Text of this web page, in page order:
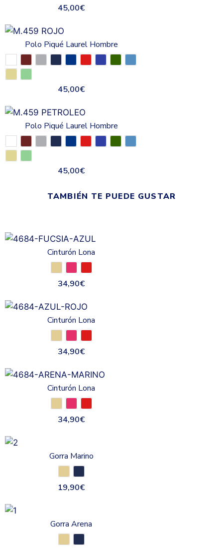
45,00€
Polo Piqué Laurel Hombre
45,00€
Polo Piqué Laurel Hombre
45,00€
TAMBIÉN TE PUEDE GUSTAR
Cinturón Lona
34,90€
Cinturón Lona
34,90€
Cinturón Lona
34,90€
Gorra Marino
19,90€
Gorra Arena